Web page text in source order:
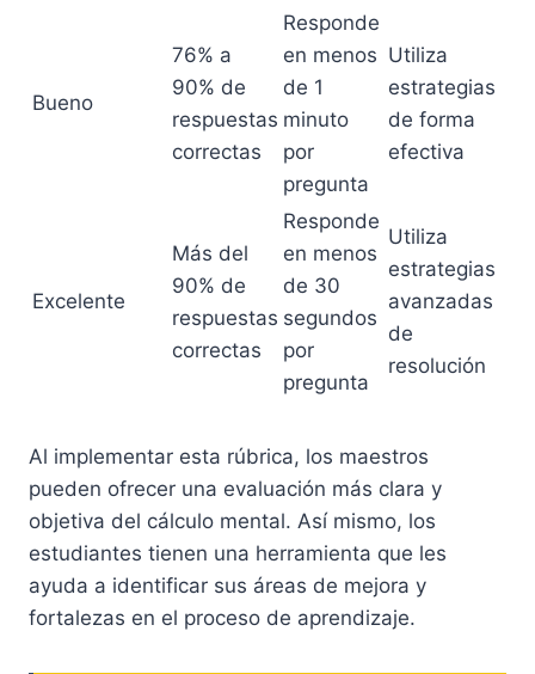
Bueno
76% a
90% de
respuestas
correctas
Responde
en menos
de 1
minuto
por
pregunta
Utiliza
estrategias
de forma
efectiva
Excelente
Más del
90% de
respuestas
correctas
Responde
en menos
de 30
segundos
por
pregunta
Utiliza
estrategias
avanzadas
de
resolución
Al implementar esta rúbrica, los maestros
pueden ofrecer una evaluación más clara y
objetiva del cálculo mental. Así mismo, los
estudiantes tienen una herramienta que les
ayuda a identificar sus áreas de mejora y
fortalezas en el proceso de aprendizaje.